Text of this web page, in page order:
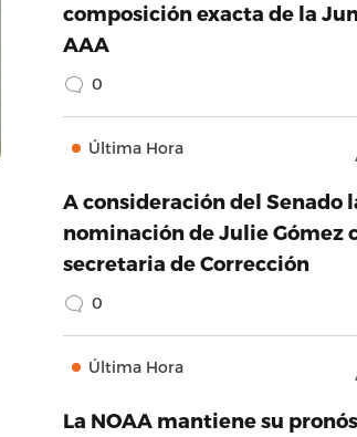
composición exacta de la
AAA
0
Última Hora
A consideración del Senado
nominación de Julie Gómez
secretaria de Corrección
0
Última Hora
La NOAA mantiene su